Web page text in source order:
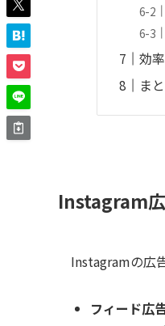
効
ま
Instagram
Instagramの広
フィード広